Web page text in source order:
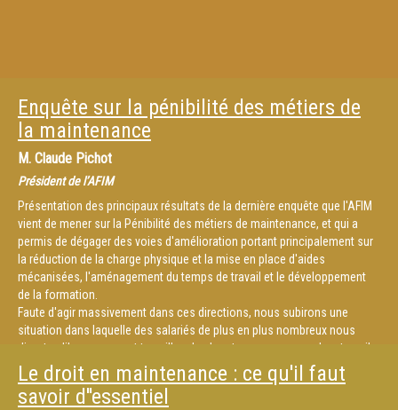
Enquête sur la pénibilité des métiers de
la maintenance
M. Claude Pichot
Président de l’AFIM
Présentation des principaux résultats de la dernière enquête que l'AFIM
vient de mener sur la Pénibilité des métiers de maintenance, et qui a
permis de dégager des voies d'amélioration portant principalement sur
la réduction de la charge physique et la mise en place d'aides
mécanisées, l'aménagement du temps de travail et le développement
de la formation.
Faute d'agir massivement dans ces directions, nous subirons une
situation dans laquelle des salariés de plus en plus nombreux nous
diront qu'ils ne pourront travailler plus longtemps parce que leur travail
est pénible, dangereux et salissant... et nous nous ne sommes pas sûr
d'avoir la relève suffisante pour palier leur "fonctionnement en mode
dégradé" ou les remplacer.
Le droit en maintenance : ce qu'il faut
savoir d''essentiel